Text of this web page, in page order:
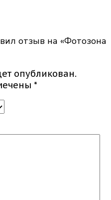
отзыв на «Фотозона
опубликован.
*